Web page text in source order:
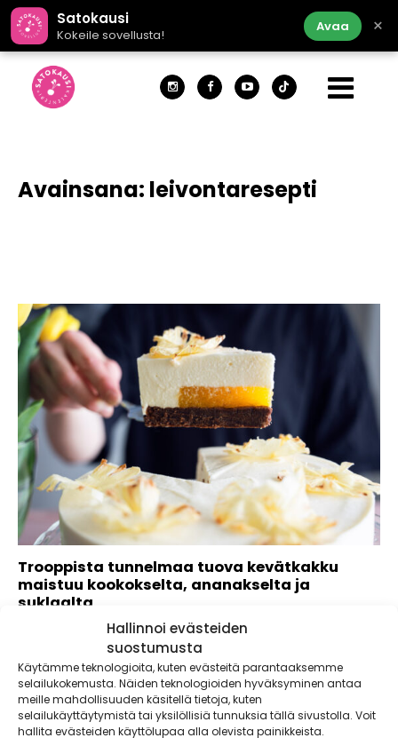
Hallinnoi evästeiden
suostumusta
Käytämme teknologioita, kuten evästeitä parantaaksemme
selailukokemusta. Näiden teknologioiden hyväksyminen antaa
meille mahdollisuuden käsitellä tietoja, kuten
selailukäyttäytymistä tai yksilöllisiä tunnuksia tällä sivustolla. Voit
hallita evästeiden käyttölupaa alla olevista painikkeista.
Satokausi
Kokeile sovellusta!
Avaa ×
Avainsana: leivontaresepti
Trooppista tunnelmaa tuova kevätkakku
maistuu kookokselta, ananakselta ja
suklaalta
Liivatelehti on kakkuleipurin paras apuri, kun toiveena on
loihtia leikattava moussekakku, hyytelö tai...